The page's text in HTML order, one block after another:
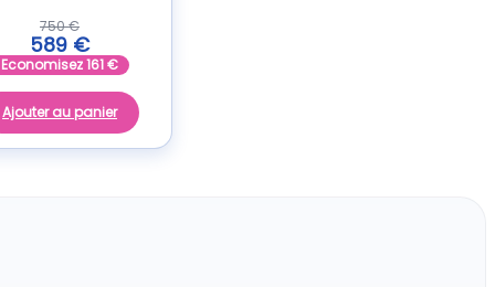
750€
589 €
Economisez161€
Ajouter au panier